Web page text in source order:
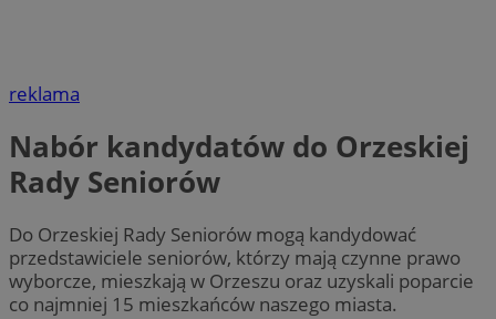
reklama
Nabór kandydatów do Orzeskiej
Rady Seniorów
Do Orzeskiej Rady Seniorów mogą kandydować
przedstawiciele seniorów, którzy mają czynne prawo
wyborcze, mieszkają w Orzeszu oraz uzyskali poparcie
co najmniej 15 mieszkańców naszego miasta.